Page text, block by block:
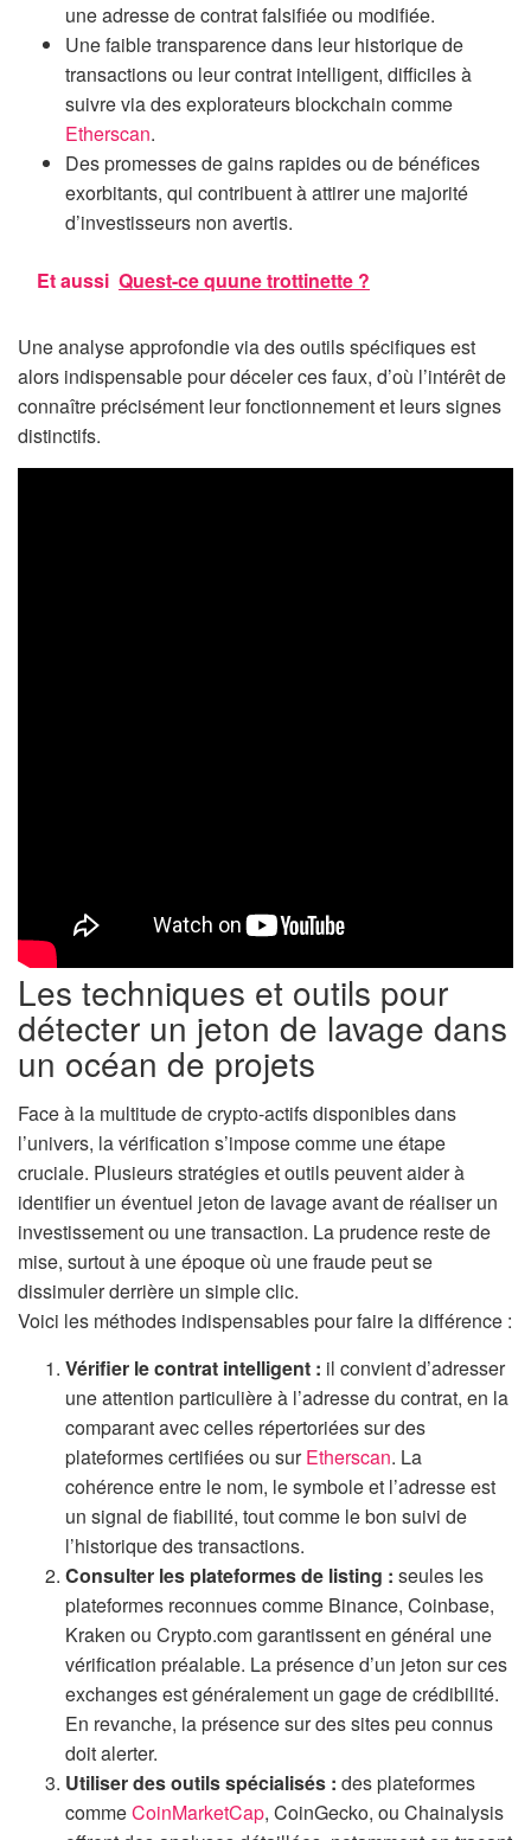
une adresse de contrat falsifiée ou modifiée.
Une faible transparence dans leur historique de
transactions ou leur contrat intelligent, difficiles à
suivre via des explorateurs blockchain comme
Etherscan.
Des promesses de gains rapides ou de bénéfices
exorbitants, qui contribuent à attirer une majorité
d’investisseurs non avertis.
Et aussi Quest-ce quune trottinette ?
Une analyse approfondie via des outils spécifiques est
alors indispensable pour déceler ces faux, d’où l’intérêt de
connaître précisément leur fonctionnement et leurs signes
distinctifs.
Les techniques et outils pour
détecter un jeton de lavage dans
un océan de projets
Face à la multitude de crypto-actifs disponibles dans
l’univers, la vérification s’impose comme une étape
cruciale. Plusieurs stratégies et outils peuvent aider à
identifier un éventuel jeton de lavage avant de réaliser un
investissement ou une transaction. La prudence reste de
mise, surtout à une époque où une fraude peut se
dissimuler derrière un simple clic.
Voici les méthodes indispensables pour faire la différence :
Vérifier le contrat intelligent : il convient d’adresser
une attention particulière à l’adresse du contrat, en la
comparant avec celles répertoriées sur des
plateformes certifiées ou surEtherscan. La
cohérence entre le nom, le symbole et l’adresse est
un signal de fiabilité, tout comme le bon suivi de
l’historique des transactions.
Consulter les plateformes de listing : seules les
plateformes reconnues comme Binance, Coinbase,
Kraken ou Crypto.com garantissent en général une
vérification préalable. La présence d’un jeton sur ces
exchanges est généralement un gage de crédibilité.
En revanche, la présence sur des sites peu connus
doit alerter.
Utiliser des outils spécialisés : des plateformes
commeCoinMarketCap, CoinGecko, ou Chainalysis